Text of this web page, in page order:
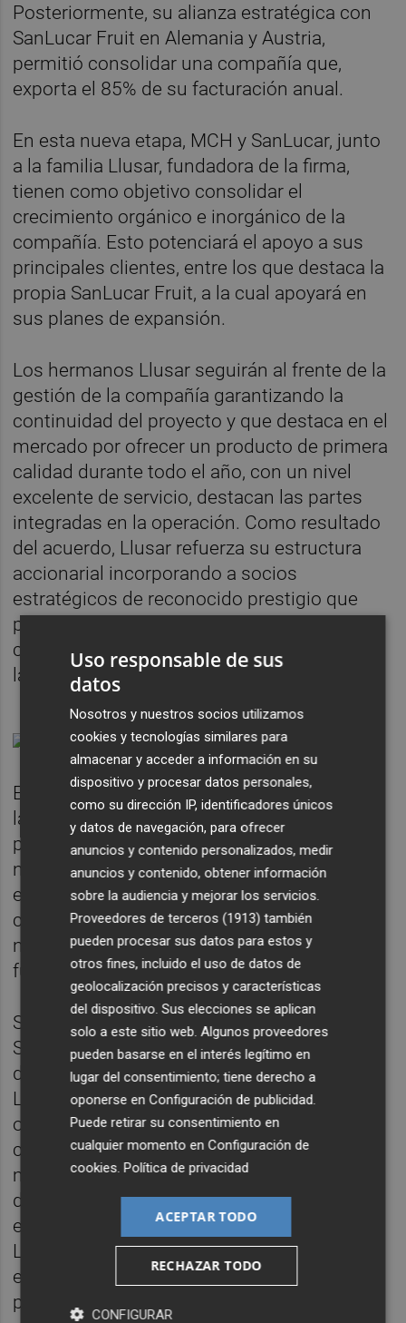
Posteriormente, su alianza estratégica con
SanLucar Fruit en Alemania y Austria,
permitió consolidar una compañía que,
exporta el 85% de su facturación anual.
En esta nueva etapa, MCH y SanLucar, junto
a la familia Llusar, fundadora de la firma,
tienen como objetivo consolidar el
crecimiento orgánico e inorgánico de la
compañía. Esto potenciará el apoyo a sus
principales clientes, entre los que destaca la
propia SanLucar Fruit, a la cual apoyará en
sus planes de expansión.
Los hermanos Llusar seguirán al frente de la
gestión de la compañía garantizando la
continuidad del proyecto y que destaca en el
mercado por ofrecer un producto de primera
calidad durante todo el año, con un nivel
excelente de servicio, destacan las partes
integradas en la operación. Como resultado
del acuerdo, Llusar refuerza su estructura
accionarial incorporando a socios
estratégicos de reconocido prestigio que
podrán realizar nuevas aportaciones para
continuar apoyando el plan de expansión de
la compañía.
En palabras de Jorge Llusar, socio y CEO de
la compañía: “Estamos muy contentos de
poder seguir con el crecimiento que
nuestros clientes nos estaban pidiendo. La
entrada de los nuevos socios fortalecerá el
crecimiento y la solidez de la compañía y
nos permitirá afrontar grandes retos en el
futuro”.
Según Stephan Rötzer, fundador de
SanLucar, "esta inversión es la culminación
de los casi 30 años de excelente trabajo que
Llusar y SanLucar han realizado a fin de
ofrecer el cítrico de la más alta calidad a los
consumidores y satisfacer la demanda del
mercado. La colaboración con Llusar existe
desde la creación de SanLucar y ambas
empresas hemos crecido juntas. La familia
Llusar es un maestro agricultor en cítricos y
eso se transmite en la alta calidad de los
productos que cultiva. Estamos muy
Uso responsable de sus
datos
Nosotros y nuestros socios utilizamos
cookies y tecnologías similares para
almacenar y acceder a información en su
dispositivo y procesar datos personales,
como su dirección IP, identificadores únicos
y datos de navegación, para ofrecer
anuncios y contenido personalizados, medir
anuncios y contenido, obtener información
sobre la audiencia y mejorar los servicios.
Proveedores de terceros (1913) también
pueden procesar sus datos para estos y
otros fines, incluido el uso de datos de
geolocalización precisos y características
del dispositivo. Sus elecciones se aplican
solo a este sitio web. Algunos proveedores
pueden basarse en el interés legítimo en
lugar del consentimiento; tiene derecho a
oponerse enConfiguración de publicidad
Puede retirar su consentimiento en
cualquier momento enConfiguración de
cookies .Política de privacidad
ACEPTAR TODO
RECHAZAR TODO
CONFIGURAR